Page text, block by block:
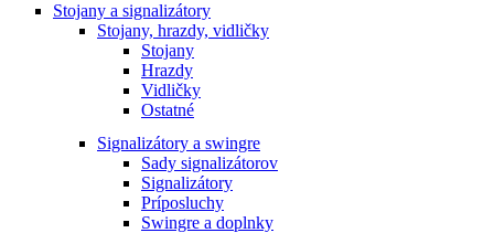
Stojany a signalizátory
Stojany, hrazdy, vidličky
Stojany
Hrazdy
Vidličky
Ostatné
Signalizátory a swingre
Sady signalizátorov
Signalizátory
Príposluchy
Swingre a doplnky